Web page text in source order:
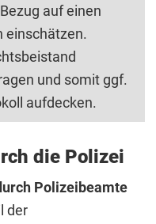
auf einen
einschätzen.
und somit ggf.
aufdecken.
die Polizei
Polizeibeamte
der